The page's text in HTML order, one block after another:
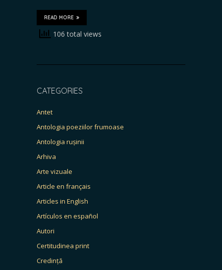
READ MORE
106 total views
CATEGORIES
Antet
Antologia poeziilor frumoase
Antologia rușinii
Arhiva
Arte vizuale
Article en français
Articles in English
Artículos en español
Autori
Certitudinea print
Credință